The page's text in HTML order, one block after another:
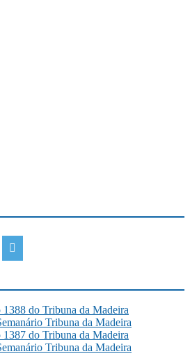
1388 do Tribuna da Madeira
Tribuna da Madeira
1387 do Tribuna da Madeira
Tribuna da Madeira